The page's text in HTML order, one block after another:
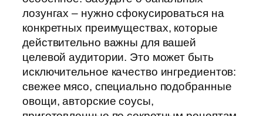
лозунгах – нужно сфокусироваться на
конкретных преимуществах, которые
действительно важны для вашей
целевой аудитории. Это может быть
исключительное качество ингредиентов:
свежее мясо, специально подобранные
овощи, авторские соусы,